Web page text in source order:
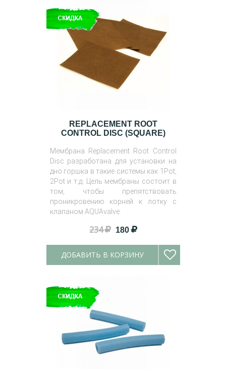
REPLACEMENT ROOT
CONTROL DISC (SQUARE)
Мембрана Replacement Root Control
Disc разработана для установки на
дно горшка в такие системы как 1Pot,
2Pot и т.д. Цель мембраны состоит в
том, чтобы препятствовать
проникровению корней к лотку с
клапаном AQUAvalve.
234 180
ДОБАВИТЬ В КОРЗИНУ